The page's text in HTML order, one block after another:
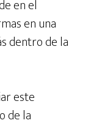
en el
en una
dentro de la
este
de la